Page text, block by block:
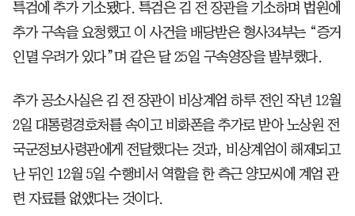
특검에 추가 기소됐다. 특검은 김 전 장관을 기소하며 법원에
추가 구속을 요청했고 이 사건을 배당받은 형사34부는 “증거
인멸 우려가 있다”며 같은 달 25일 구속영장을 발부했다.
추가 공소사실은 김 전 장관이 비상계엄 하루 전인 작년 12월
2일 대통령경호처를 속이고 비화폰을 추가로 받아 노상원 전
국군정보사령관에게 전달했다는 것과, 비상계엄이 해제되고
난 뒤인 12월 5일 수행비서 역할을 한 측근 양모씨에 계엄 관
련 자료를 없앴다는 것이다.